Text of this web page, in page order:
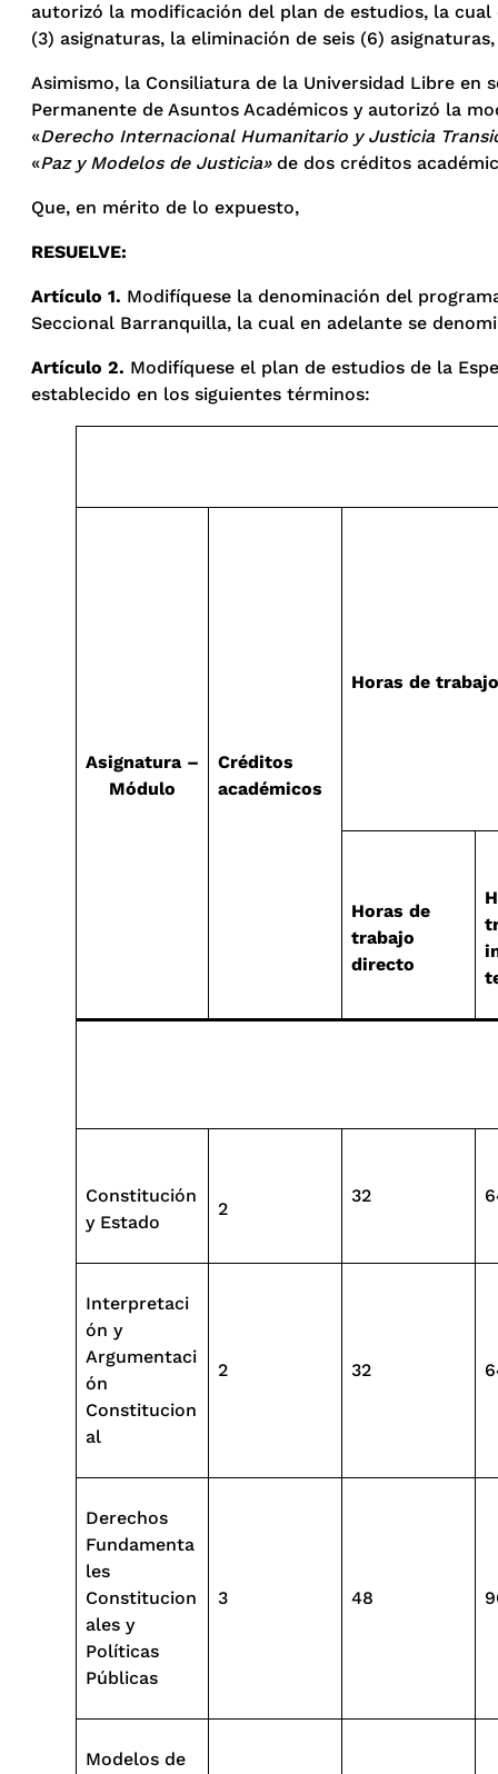
autorizó la modificación del plan de estudios, la
(3) asignaturas, la eliminación de seis (6)
Asimismo, la Consiliatura de la Universidad Libre en
Permanente de Asuntos Académicos y autorizó la
«Derecho Internacional Humanitario y Justicia
«Paz y Modelos de Justicia»de dos créditos
Que, en mérito de lo expuesto,
RESUELVE:
Artículo 1. Modifíquese la denominación del
Seccional Barranquilla, la cual en adelante se
Artículo 2. Modifíquese el plan de estudios de la
establecido en los siguientes términos:
Asignatura –
Módulo
Créditos
académicos
Horas de
Horas de
trabajo
directo
Constitución
y Estado
2
32
Interpretaci
ón y
Argumentaci
ón
Constitucion
al
2 32
Derechos
Fundamenta
les
Constitucion
ales y
Políticas
Públicas
3 48
Modelos de